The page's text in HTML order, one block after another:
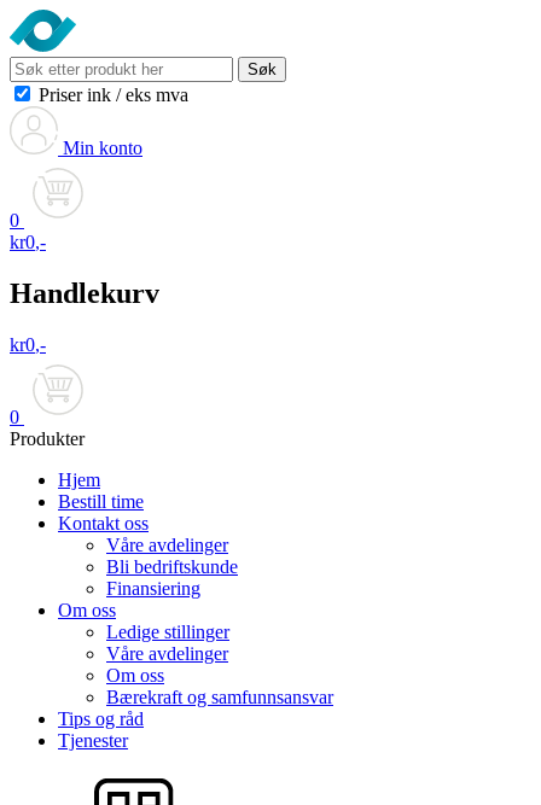
Søk
Priser ink / eks mva
Min konto
0
kr0,-
Handlekurv
kr0,-
0
Produkter
Hjem
Bestill time
Kontakt oss
Våre avdelinger
Bli bedriftskunde
Finansiering
Om oss
Ledige stillinger
Våre avdelinger
Om oss
Bærekraft og samfunnsansvar
Tips og råd
Tjenester